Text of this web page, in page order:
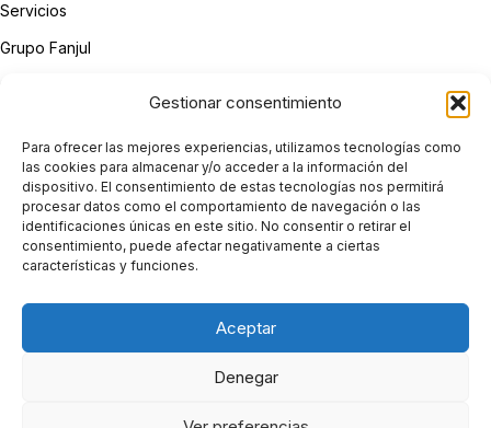
Gestionar consentimiento
Para ofrecer las mejores experiencias, utilizamos tecnologías como
las cookies para almacenar y/o acceder a la información del
dispositivo. El consentimiento de estas tecnologías nos permitirá
procesar datos como el comportamiento de navegación o las
identificaciones únicas en este sitio. No consentir o retirar el
consentimiento, puede afectar negativamente a ciertas
características y funciones.
Aceptar
Denegar
Servicios
Grupo Fanjul
Aviso Legal
Política de Privacidad
Política de Cookies
Declaración de Accesibilidad